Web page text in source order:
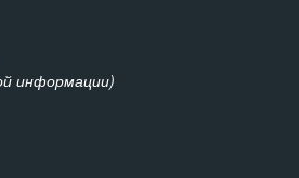
информации)